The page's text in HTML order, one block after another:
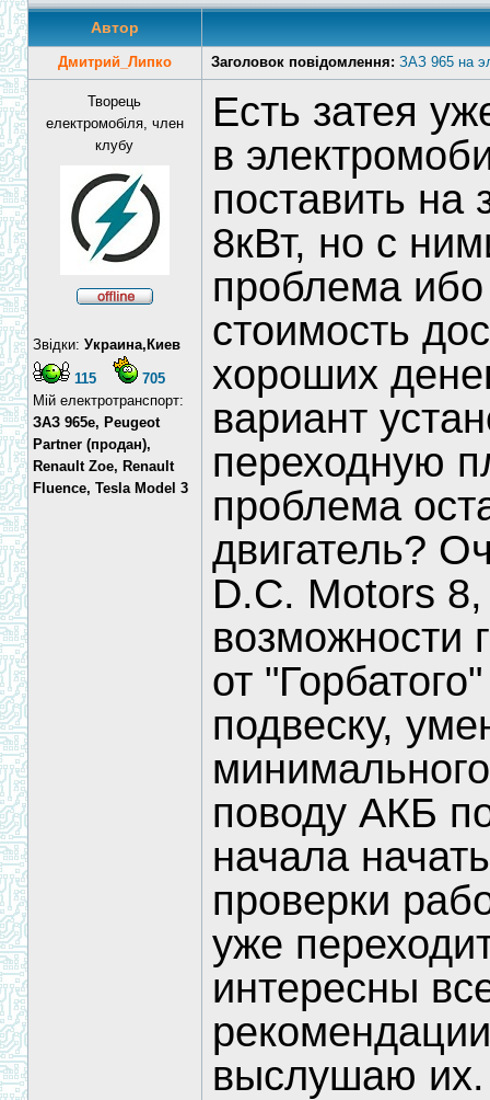
Автор
Дмитрий_Липко Заголовок повідомлення: ЗАЗ 965 на
Творець
електромобіля, член
клубу
Звідки: Украина,Киев
115
705
Мій електротранспорт:
ЗАЗ 965e, Peugeot
Partner (продан),
Renault Zoe, Renault
Fluence, Tesla Model 3
Есть затея
в
поставить на
8кВт, но с
проблема
стоимость
хороших
вариант
переходную
проблема
двигатель?
D.C. Motors
возможности
от
подвеску,
поводу АКБ
начала
проверки
уже
интересны
выслушаю их.